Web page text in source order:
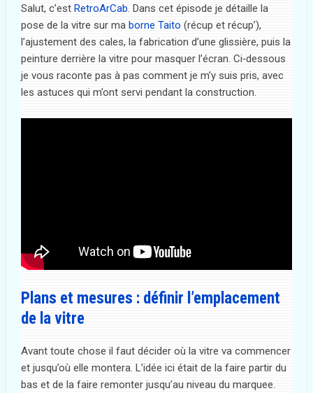
Salut, c’est RetroArCab. Dans cet épisode je détaille la
pose de la vitre sur ma borne Taito (récup et récup’),
l’ajustement des cales, la fabrication d’une glissière, puis la
peinture derrière la vitre pour masquer l’écran. Ci‑dessous
je vous raconte pas à pas comment je m’y suis pris, avec
les astuces qui m’ont servi pendant la construction.
Plans et mesures : définir l’emplacement
de la vitre
Avant toute chose il faut décider où la vitre va commencer
et jusqu’où elle montera. L’idée ici était de la faire partir du
bas et de la faire remonter jusqu’au niveau du marquee.